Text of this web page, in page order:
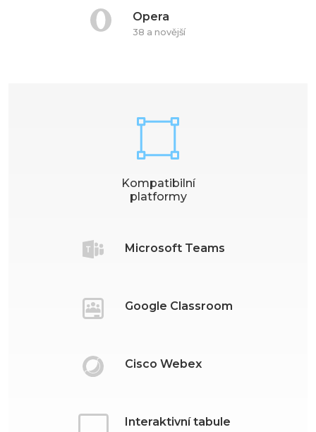
Opera
38 a novější
Kompatibilní
platformy
Microsoft Teams
Google Classroom
Cisco Webex
Interaktivní tabule